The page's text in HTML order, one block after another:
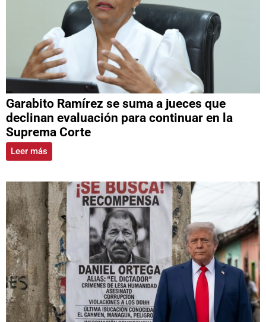
Garabito Ramírez se suma a jueces que
declinan evaluación para continuar en la
Suprema Corte
Leer más